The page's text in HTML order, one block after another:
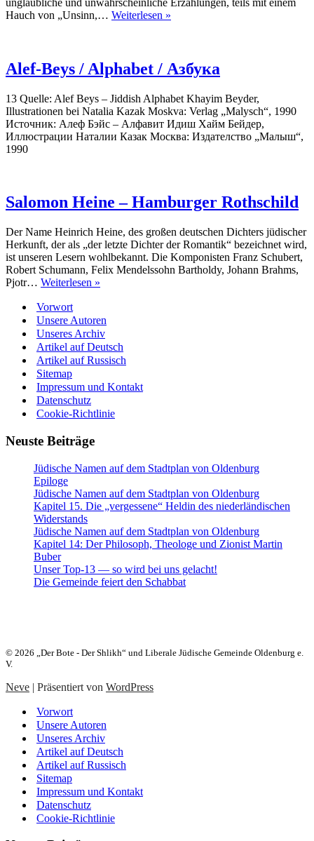
Hauch von „Unsinn,… Weiterlesen »
Alef-Beys / Alphabet / Азбука
13 Quelle: Alef Beys – Jiddish Alphabet Khayim Beyder,
Illustrationen bei Natalia Kazak Moskva: Verlag „Malysch“, 1990
Источник: Алеф Бэйс – Алфавит Идиш Хайм Бейдер,
Иллюстрации Наталии Казак Москва: Издателство „Малыш“,
1990
Salomon Heine – Hamburger Rothschild
Der Name Heinrich Heine, des großen deutschen Dichters jüdischer
Herkunft, der als „der letzte Dichter der Romantik“ bezeichnet wird,
ist unseren Lesern wohlbekannt. Die Komponisten Franz Schubert,
Robert Schumann, Felix Mendelssohn Bartholdy, Johann Brahms,
Pjotr… Weiterlesen »
Hamburger
Rothschild
Vorwort
Unsere Autoren
Unseres Archiv
Artikel auf Deutsch
Artikel auf Russisch
Sitemap
Impressum und Kontakt
Datenschutz
Cookie-Richtlinie
Neuste Beiträge
Jüdische Namen auf dem Stadtplan von Oldenburg
Epiloge
Jüdische Namen auf dem Stadtplan von Oldenburg
Kapitel 15. Die „vergessene“ Heldin des niederländischen
Widerstands
Jüdische Namen auf dem Stadtplan von Oldenburg
Kapitel 14: Der Philosoph, Theologe und Zionist Martin
Buber
Unser Top-13 — so wird bei uns gelacht!
Die Gemeinde feiert den Schabbat
© 2026 „Der Bote - Der Shlikh“ und Liberale Jüdische Gemeinde Oldenburg e.
V.
Neve | Präsentiert von WordPress
Vorwort
Unsere Autoren
Unseres Archiv
Artikel auf Deutsch
Artikel auf Russisch
Sitemap
Impressum und Kontakt
Datenschutz
Cookie-Richtlinie